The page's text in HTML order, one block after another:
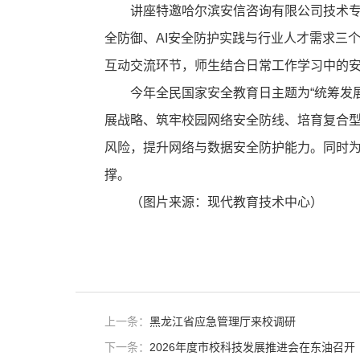
讲座特邀哈尔滨安信咨询有限公司技术
全防御、AI安全防护实践与行业人才需求三
互动交流环节，师生结合日常工作学习中的
今年全民国家安全教育日主题为“统筹
展战略、筑牢校园网络安全防线、培育复合
风险，提升网络与数据安全防护能力。同时
撑。
（图片来源：现代教育技术中心）
上一条： 黑龙江省应急管理厅来校调研
下一条： 2026年度市校科技发展推进会在东油召开